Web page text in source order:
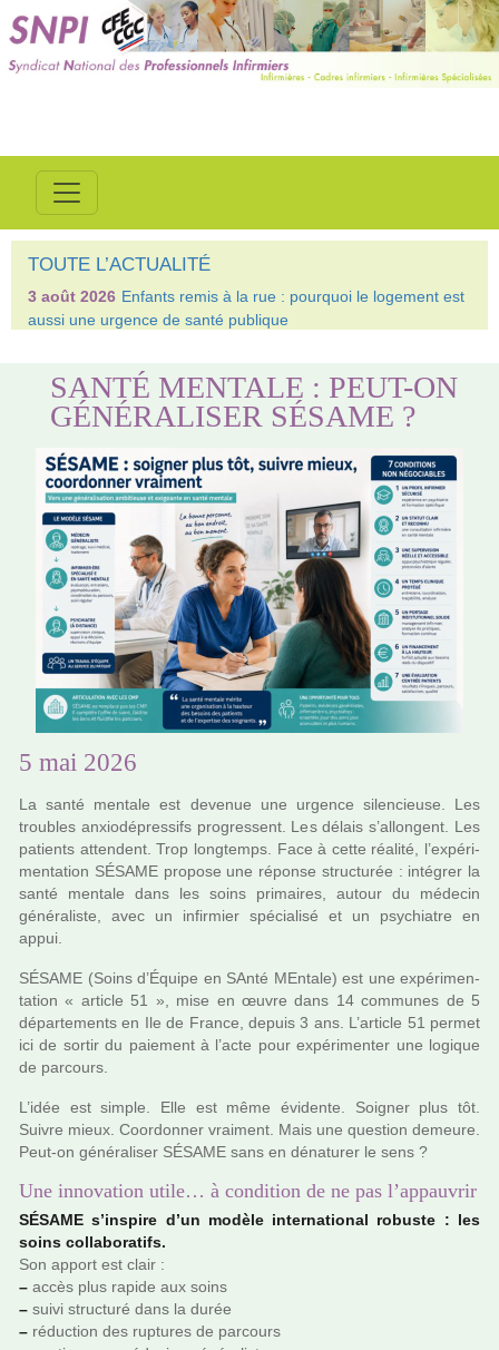
TOUTE L’ACTUALITÉ
3 août 2026 Enfants remis à la rue : pourquoi le logement est
aussi une urgence de santé publique
SANTÉ MENTALE : PEUT-ON
GÉNÉRALISER SÉSAME ?
5 mai 2026
La santé men­tale est deve­nue une urgence silen­cieuse. Les
trou­bles anxio­dé­pres­sifs pro­gres­sent. Les délais s’allon­gent. Les
patients atten­dent. Trop long­temps. Face à cette réa­lité, l’expé­ri­
men­ta­tion SÉSAME pro­pose une réponse struc­tu­rée : inté­grer la
santé men­tale dans les soins pri­mai­res, autour du méde­cin
géné­ra­liste, avec un infir­mier spé­cia­lisé et un psy­chia­tre en
appui.
SÉSAME (Soins d’Équipe en SAnté MEntale) est une expé­ri­men­
ta­tion « arti­cle 51 », mise en œuvre dans 14 com­mu­nes de 5
dépar­te­ments en Ile de France, depuis 3 ans. L’arti­cle 51 permet
ici de sortir du paie­ment à l’acte pour expé­ri­men­ter une logi­que
de par­cours.
L’idée est simple. Elle est même évidente. Soigner plus tôt.
Suivre mieux. Coordonner vrai­ment. Mais une ques­tion demeure.
Peut-on géné­ra­li­ser SÉSAME sans en déna­tu­rer le sens ?
Une innovation utile… à condition de ne pas l’appauvrir
SÉSAME s’ins­pire d’un modèle inter­na­tio­nal robuste : les
soins col­la­bo­ra­tifs.
Son apport est clair :
– accès plus rapide aux soins
– suivi struc­turé dans la durée
– réduc­tion des rup­tu­res de par­cours